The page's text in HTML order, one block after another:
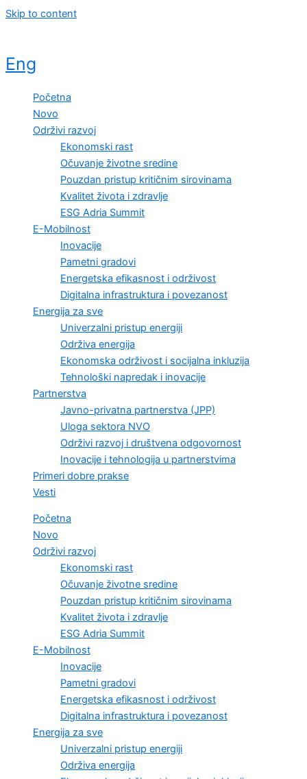
Skip to content
Eng
Početna
Novo
Održivi razvoj
Ekonomski rast
Očuvanje životne sredine
Pouzdan pristup kritičnim sirovinama
Kvalitet života i zdravlje
ESG Adria Summit
E-Mobilnost
Inovacije
Pametni gradovi
Energetska efikasnost i održivost
Digitalna infrastruktura i povezanost
Energija za sve
Univerzalni pristup energiji
Održiva energija
Ekonomska održivost i socijalna inkluzija
Tehnološki napredak i inovacije
Partnerstva
Javno-privatna partnerstva (JPP)
Uloga sektora NVO
Održivi razvoj i društvena odgovornost
Inovacije i tehnologija u partnerstvima
Primeri dobre prakse
Vesti
Početna
Novo
Održivi razvoj
Ekonomski rast
Očuvanje životne sredine
Pouzdan pristup kritičnim sirovinama
Kvalitet života i zdravlje
ESG Adria Summit
E-Mobilnost
Inovacije
Pametni gradovi
Energetska efikasnost i održivost
Digitalna infrastruktura i povezanost
Energija za sve
Univerzalni pristup energiji
Održiva energija